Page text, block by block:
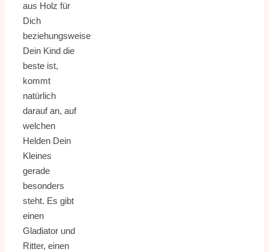
aus Holz für
Dich
beziehungsweise
Dein Kind die
beste ist,
kommt
natürlich
darauf an, auf
welchen
Helden Dein
Kleines
gerade
besonders
steht. Es gibt
einen
Gladiator und
Ritter, einen